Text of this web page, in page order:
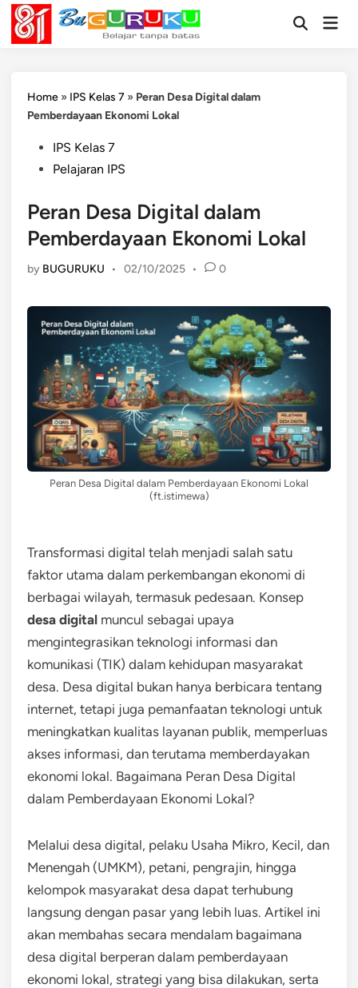
Skip
content
OpenMain
Home » IPS Kelas 7 » Peran Desa Digital dalam
Pemberdayaan Ekonomi Lokal
PostedIPS Kelas 7
Pelajaran IPS
Peran Desa Digital dalam
Pemberdayaan Ekonomi Lokal
by BUGURUKU • 02/10/2025 • 0
Peran Desa Digital dalam Pemberdayaan Ekonomi Lokal
(ft.istimewa)
Transformasi digital telah menjadi salah satu
faktor utama dalam perkembangan ekonomi di
berbagai wilayah, termasuk pedesaan. Konsep
desa digital muncul sebagai upaya
mengintegrasikan teknologi informasi dan
komunikasi (TIK) dalam kehidupan masyarakat
desa. Desa digital bukan hanya berbicara tentang
internet, tetapi juga pemanfaatan teknologi untuk
meningkatkan kualitas layanan publik, memperluas
akses informasi, dan terutama memberdayakan
ekonomi lokal. Bagaimana Peran Desa Digital
dalam Pemberdayaan Ekonomi Lokal?
Melalui desa digital, pelaku Usaha Mikro, Kecil, dan
Menengah (UMKM), petani, pengrajin, hingga
kelompok masyarakat desa dapat terhubung
langsung dengan pasar yang lebih luas. Artikel ini
akan membahas secara mendalam bagaimana
desa digital berperan dalam pemberdayaan
ekonomi lokal, strategi yang bisa dilakukan, serta